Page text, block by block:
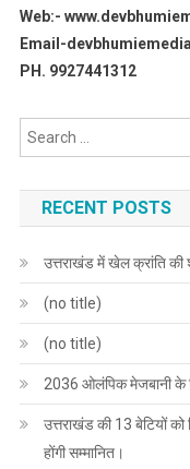
Web:-
Email-
PH. 9927441312
RECENT POSTS
उत्तराखंड में खेल क्रांति
(no title)
(no title)
2036 ओलंपिक मेजबानी के
उत्तराखंड की 13 बेटियों को
होंगी सम्मानित।